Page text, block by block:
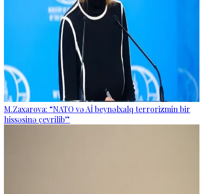
M.Zaxarova: “NATO və Aİ beynəlxalq terrorizmin bir
hissəsinə çevrilib”